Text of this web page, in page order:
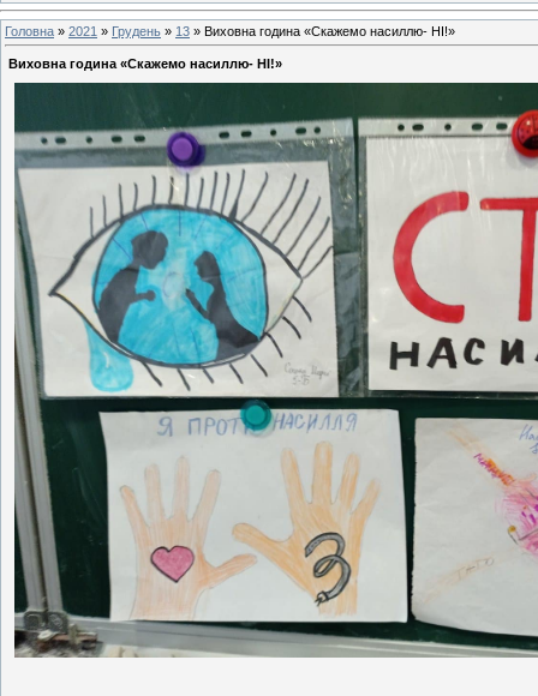
Головна » 2021 » Грудень » 13 » Виховна година «Скажемо насиллю- НІ!»
Виховна година «Скажемо насиллю- НІ!»